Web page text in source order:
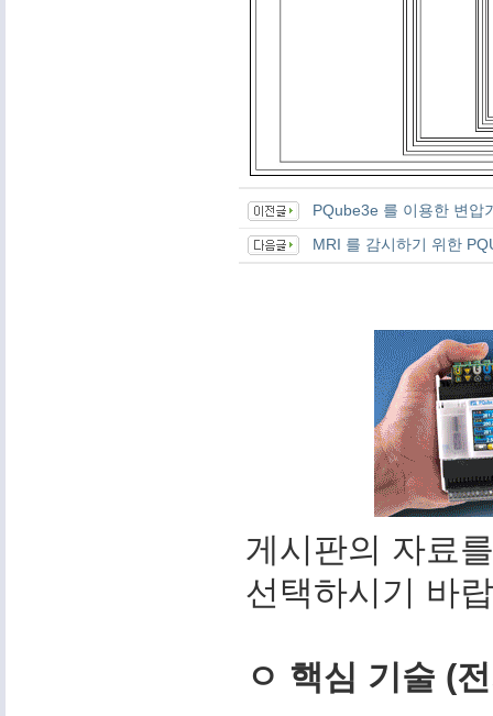
PQube3e 를 이용한 변압
MRI 를 감시하기 위한
게시판의 자료
선택하시기 바
ㅇ 핵심 기술 (